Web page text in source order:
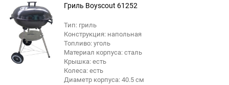
Гриль Boyscout 61252
Тип: гриль
Конструкция: напольная
Топливо: уголь
Материал корпуса: сталь
Крышка: есть
Колеса: есть
Диаметр корпуса: 40.5 см